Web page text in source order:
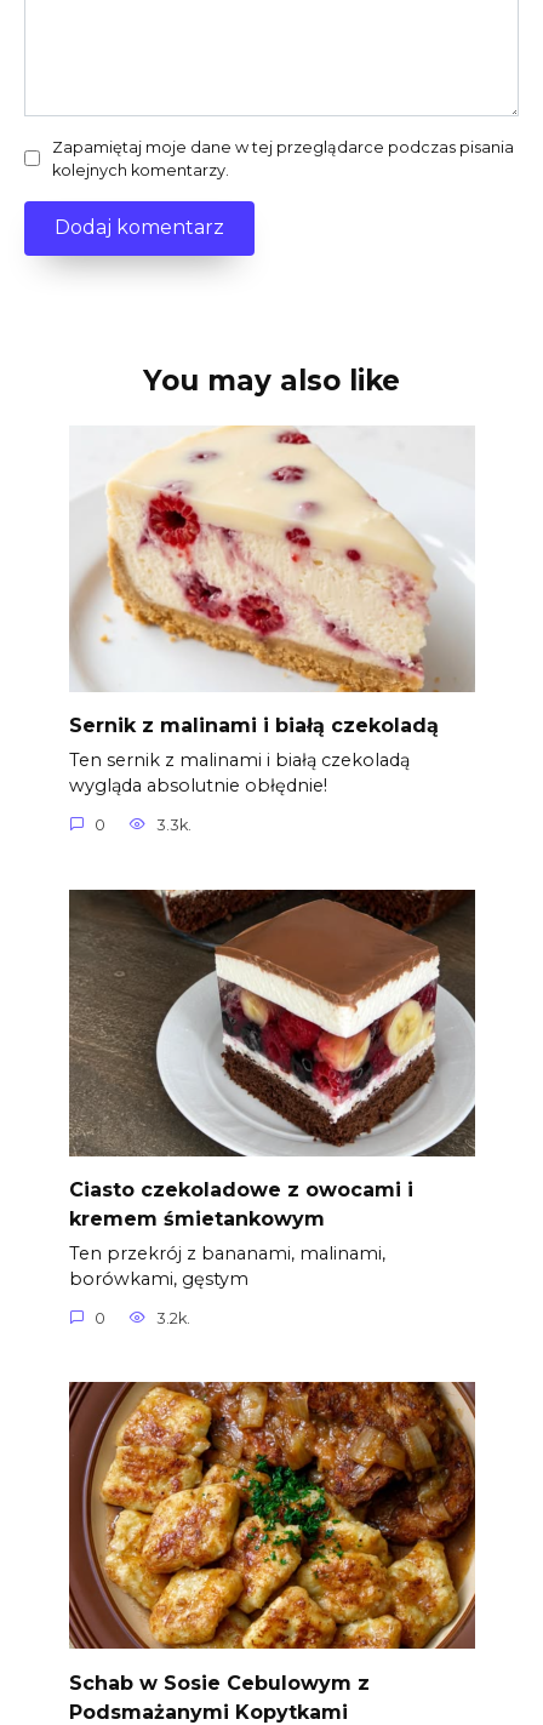
Zapamiętaj moje dane w tej przeglądarce podczas pisania
kolejnych komentarzy.
You may also like
Sernik z malinami i białą czekoladą
Ten sernik z malinami i białą czekoladą
wygląda absolutnie obłędnie!
0 3.3k.
Ciasto czekoladowe z owocami i
kremem śmietankowym
Ten przekrój z bananami, malinami,
borówkami, gęstym
0 3.2k.
Schab w Sosie Cebulowym z
Podsmażanymi Kopytkami